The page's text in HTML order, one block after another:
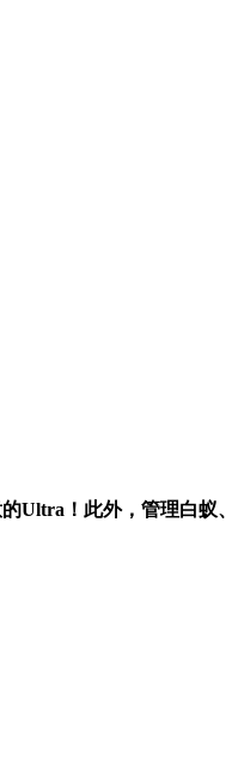
！此外，管理白蚁